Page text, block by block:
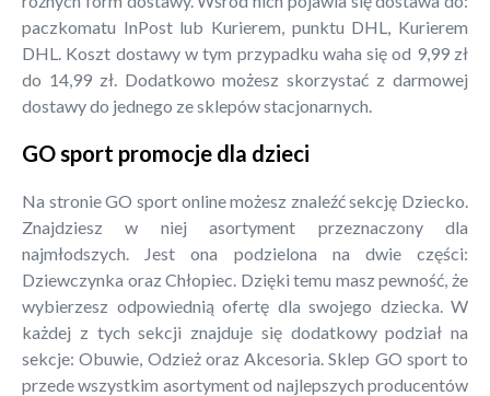
paczkomatu InPost lub Kurierem, punktu DHL, Kurierem
DHL. Koszt dostawy w tym przypadku waha się od 9,99 zł
do 14,99 zł. Dodatkowo możesz skorzystać z darmowej
dostawy do jednego ze sklepów stacjonarnych.
GO sport promocje dla dzieci
Na stronie GO sport online możesz znaleźć sekcję Dziecko.
Znajdziesz w niej asortyment przeznaczony dla
najmłodszych. Jest ona podzielona na dwie części:
Dziewczynka oraz Chłopiec. Dzięki temu masz pewność, że
wybierzesz odpowiednią ofertę dla swojego dziecka. W
każdej z tych sekcji znajduje się dodatkowy podział na
sekcje: Obuwie, Odzież oraz Akcesoria. Sklep GO sport to
przede wszystkim asortyment od najlepszych producentów